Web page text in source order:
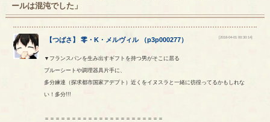
ールは混沌でした」
【つばさ 】零 ・K ・ メルヴィル（p3p000277） [2018-04-01 00:30:14]
▼フランスパンを生み出すギフトを持つ男がそこに居る
ブルーシートや調理器具片手に、
多分練達（探求都市国家アデプト）近くをイヌスラと一緒に彷徨ってるかもしれな
い！多分!!!
＝＝＝＝＝＝＝＝＝＝＝＝＝＝＝＝＝＝＝＝＝＝